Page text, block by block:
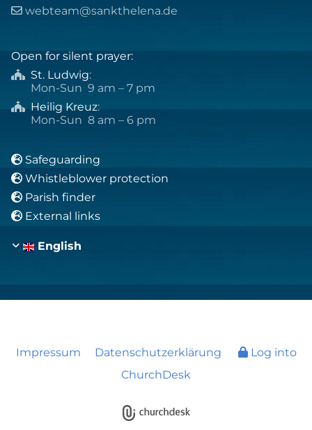
 webteam@sankthelena.de
Open for silent prayer:
 St. Ludwig:
Mon-Sun 9 am – 7 pm
 Heilig Kreuz:
Mon-Sun 8 am – 6 pm
 Safeguarding
 Whistleblower protection
 Parish finder
 External links
English
Impressum Datenschutzerklärung
Log into
ChurchDesk